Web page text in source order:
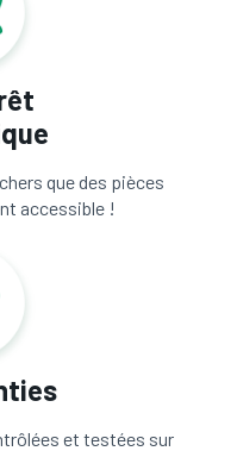
que des pièces
accessible !
et testées sur